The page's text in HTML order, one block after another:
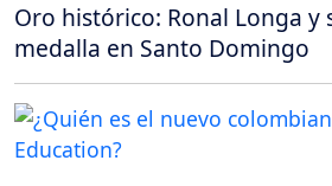
Oro histórico: Ronal Longa y
medalla en Santo Domingo